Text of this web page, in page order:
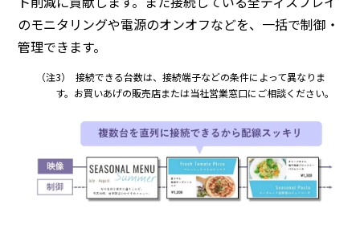
のモニタリングや電源のオンオフなどを、一括で制御・
管理できます。
（注3）
接続できる台数は、接続端子などの条件によって異なりま
す。お買いあげの販売店または当社営業窓口にご相談ください。